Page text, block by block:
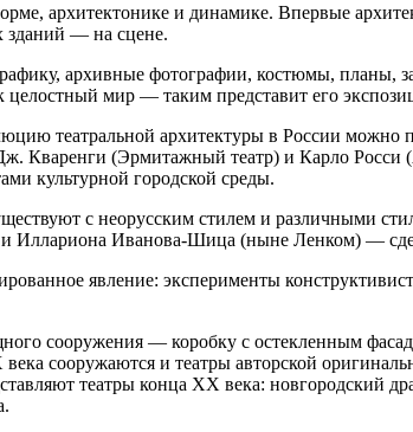
архитектонике и динамике. Впервые
зданий — на сцене.
архивные фотографии, костюмы, планы,
целостный мир — таким представит его
театральной архитектуры в России можно
Кваренги (Эрмитажный театр) и Карло
культурной городской среды.
с неорусским стилем и различными
Иллариона Иванова-Шица (ныне Ленком) —
явление: эксперименты
сооружения — коробку с остекленным
сооружаются и театры авторской
театры конца XX века: новгородский